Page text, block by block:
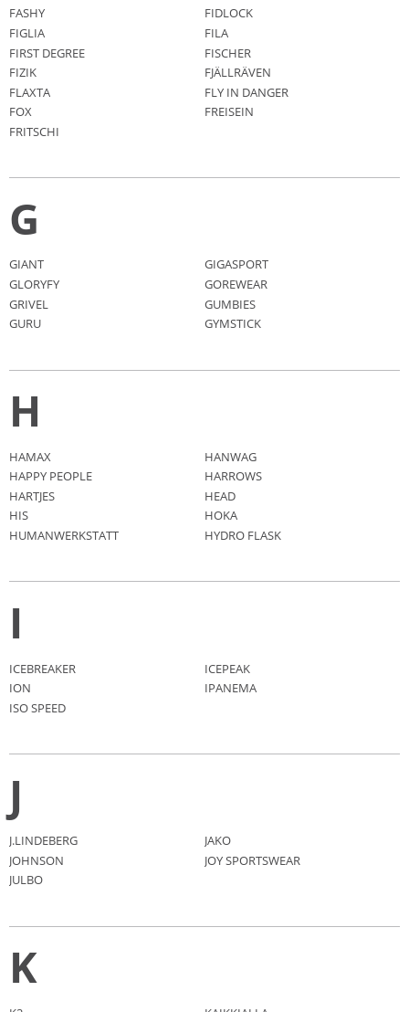
FASHY
FIDLOCK
FIGLIA
FILA
FIRST DEGREE
FISCHER
FIZIK
FJÄLLRÄVEN
FLAXTA
FLY IN DANGER
FOX
FREISEIN
FRITSCHI
G
GIANT
GIGASPORT
GLORYFY
GOREWEAR
GRIVEL
GUMBIES
GURU
GYMSTICK
H
HAMAX
HANWAG
HAPPY PEOPLE
HARROWS
HARTJES
HEAD
HIS
HOKA
HUMANWERKSTATT
HYDRO FLASK
I
ICEBREAKER
ICEPEAK
ION
IPANEMA
ISO SPEED
J
J.LINDEBERG
JAKO
JOHNSON
JOY SPORTSWEAR
JULBO
K